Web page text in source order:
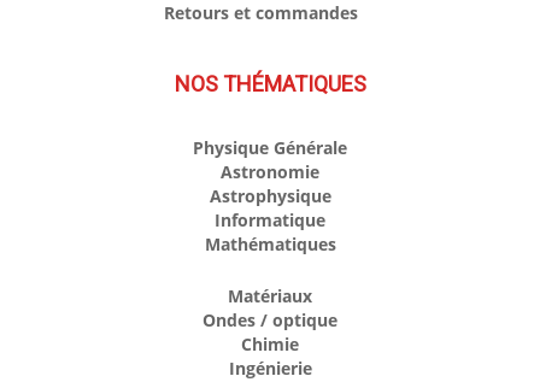
Retours et commandes
NOS THÉMATIQUES
Physique Générale
Astronomie
Astrophysique
Informatique
Mathématiques
Matériaux
Ondes / optique
Chimie
Ingénierie